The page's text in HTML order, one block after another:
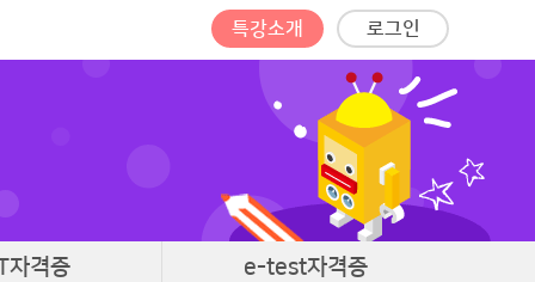
특강소개 로그인
자격증 e-test자격증